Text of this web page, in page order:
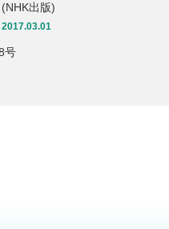
(NHK出版)
2017.03.01
号